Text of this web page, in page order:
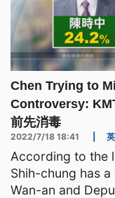
Chen Trying to
Controversy:
前先消毒
2022/7/18 18:41
According to the
Shih-chung has
Wan-an and